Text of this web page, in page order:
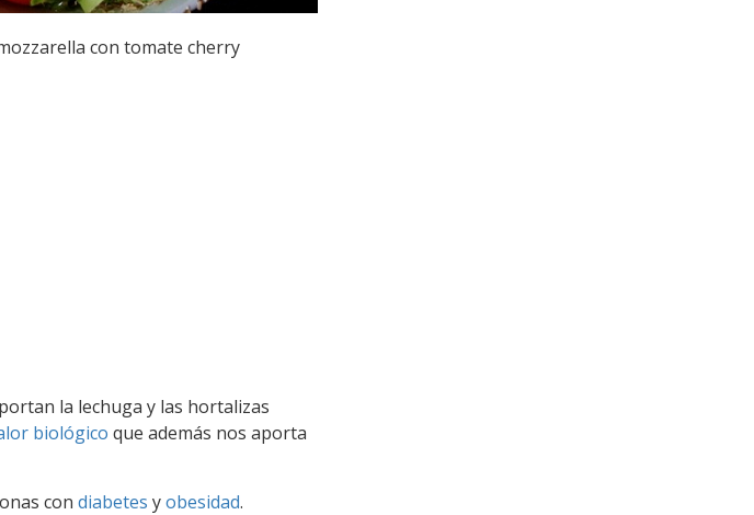
con tomate cherry
la lechuga y las hortalizas
biológico que además nos aporta
con diabetes yobesidad.